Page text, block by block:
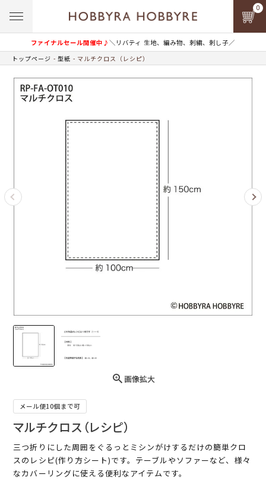
ファイナルセール開催中♪＼リバティ 生地、編み物、刺繍、刺し子／
0
トップページ 型紙 マルチクロス（レシピ）
画像拡大
メール便10個まで可
マルチクロス（レシピ）
三つ折りにした周囲をぐるっとミシンがけするだけの簡単クロ
スのレシピ(作り方シート)です。テーブルやソファーなど、様々
なカバーリングに使える便利なアイテムです。